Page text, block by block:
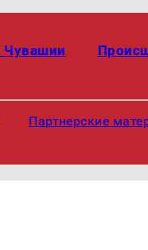
Чувашии
Партнерские